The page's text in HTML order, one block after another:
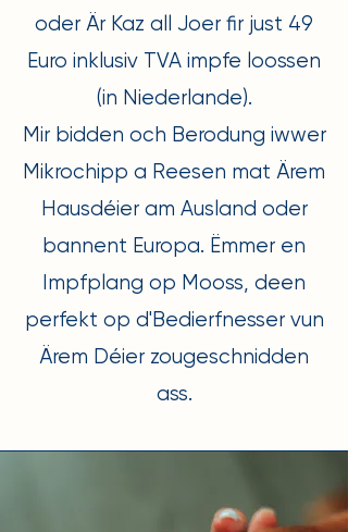
oder Är Kaz all Joer fir just 49
Euro inklusiv TVA impfe loossen
(in Niederlande).
Mir bidden och Berodung iwwer
Mikrochipp a Reesen mat Ärem
Hausdéier am Ausland oder
bannent Europa. Ëmmer en
Impfplang op Mooss, deen
perfekt op d'Bedierfnesser vun
Ärem Déier zougeschnidden
ass.